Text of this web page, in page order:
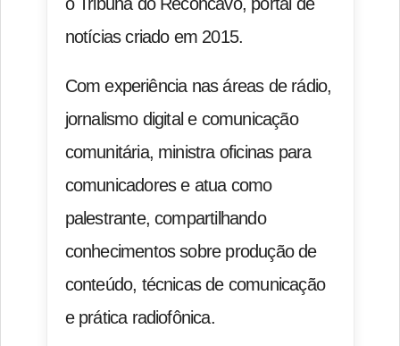
notícias criado em 2015.
Com experiência nas áreas de rádio,
jornalismo digital e comunicação
comunitária, ministra oficinas para
comunicadores e atua como
palestrante, compartilhando
conhecimentos sobre produção de
conteúdo, técnicas de comunicação
e prática radiofônica.